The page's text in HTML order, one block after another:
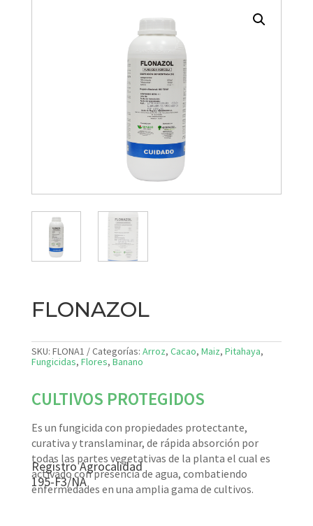
FLONAZOL
SKU: FLONA1 Categorías: Arroz, Cacao, Maiz, Pitahaya,
Fungicidas, Flores, Banano
CULTIVOS PROTEGIDOS
Es un fungicida con propiedades protectante,
curativa y translaminar, de rápida absorción por
todas las partes vegetativas de la planta el cual es
activado con presencia de agua, combatiendo
enfermedades en una amplia gama de cultivos.
Registro Agrocalidad
195-F3/NA